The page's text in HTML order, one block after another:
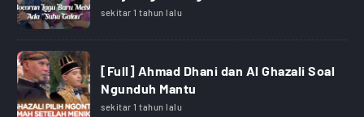
sekitar 1 tahun lalu
[Full] Ahmad Dhani dan Al Ghazali Soal
Ngunduh Mantu
sekitar 1 tahun lalu